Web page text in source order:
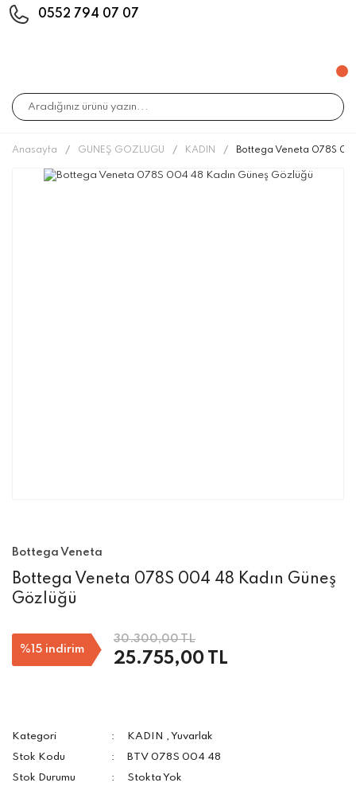
0552 794 07 07
Anasayfa GÜNEŞ GÖZLÜĞÜ KADIN Bottega Veneta 078S
Bottega Veneta
Bottega Veneta 078S 004 48 Kadın Güneş
Gözlüğü
%15 indirim
30.300,00 TL
25.755,00 TL
Kategori KADIN ,Yuvarlak
Stok Kodu
BTV 078S 004 48
Stok Durumu
Stokta Yok